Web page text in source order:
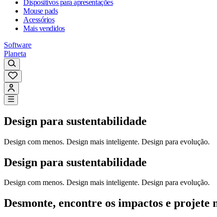
Dispositivos para apresentações
Mouse pads
Acessórios
Mais vendidos
Software
Planeta
Design para sustentabilidade
Design com menos. Design mais inteligente. Design para evolução.
Design para sustentabilidade
Design com menos. Design mais inteligente. Design para evolução.
Desmonte, encontre os impactos e projete